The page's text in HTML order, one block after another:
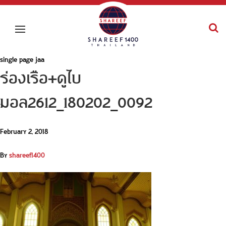
single page jaa
ร่องเรือ+ดูไบ
มอล2612_180202_0092
February 2, 2018
Byshareef1400